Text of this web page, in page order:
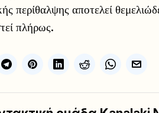
περίθαλψης αποτελεί
πλήρως.